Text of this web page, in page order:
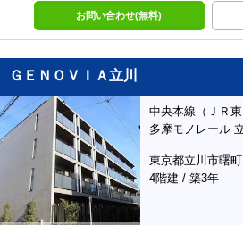
お問い合わせ(無料)
ＧＥＮＯＶＩＡ立川
中央本線（ＪＲ
多摩モノレール
東京都立川市曙
4階建 / 築3年